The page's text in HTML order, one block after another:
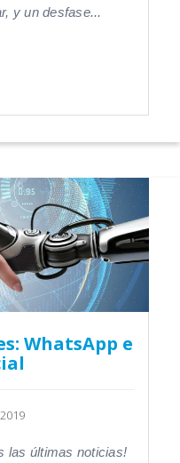
y un desfase...
WhatsApp e
las últimas noticias!